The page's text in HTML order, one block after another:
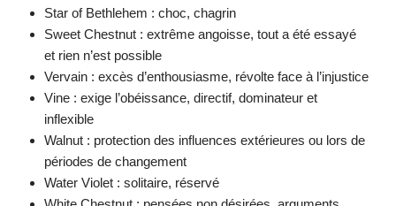
Star of Bethlehem : choc, chagrin
Sweet Chestnut : extrême angoisse, tout a été essayé
et rien n’est possible
Vervain : excès d’enthousiasme, révolte face à l’injustice
Vine : exige l’obéissance, directif, dominateur et
inflexible
Walnut : protection des influences extérieures ou lors de
périodes de changement
Water Violet : solitaire, réservé